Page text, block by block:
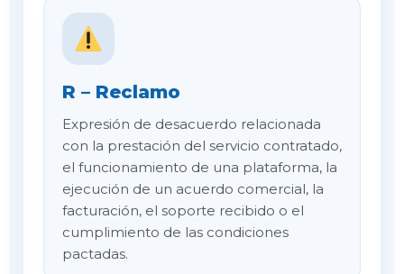
R – Reclamo
Expresión de desacuerdo relacionada
con la prestación del servicio contratado,
el funcionamiento de una plataforma, la
ejecución de un acuerdo comercial, la
facturación, el soporte recibido o el
cumplimiento de las condiciones
pactadas.